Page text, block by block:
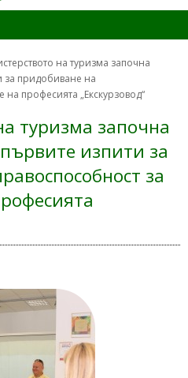
на туризма започна
за придобиване на
професията „Екскурзовод“
туризма започна
изпити за
за